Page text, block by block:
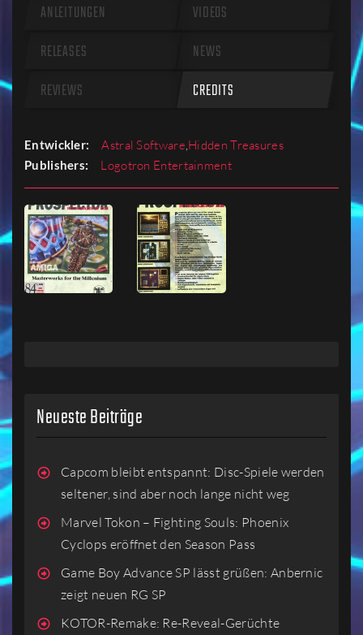
ANLEITUNGEN
VIDEOS
RELEASES
NEWS
REVIEWS
CREDITS
Entwickler: Astral Software Hidden Treasures
Publishers: Logotron Entertainment
Neueste Beiträge
Capcom bleibt entspannt: Disc-Spiele werden
seltener, sind aber noch lange nicht weg
Marvel Tokon – Fighting Souls: Phoenix
Cyclops eröffnet den Season Pass
Game Boy Advance SP lässt grüßen: Anbernic
zeigt neuen RG SP
KOTOR-Remake: Re-Reveal-Gerüchte